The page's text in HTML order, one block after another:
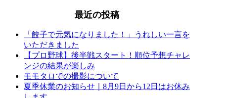
最近の投稿
「餃子で元気になりました！」うれしい一言を
いただきました
【プロ野球】後半戦スタート！順位予想チャレ
ンジの結果が楽しみ
モモタロでの撮影について
夏季休業のお知らせ｜8月9日から12日はお休み